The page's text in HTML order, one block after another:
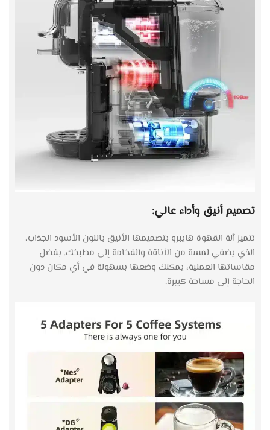
تصميم أنيق وأداء عالي:
تتميز آلة القهوة هايبرو بتصميمها الأنيق باللون الأسود الجذاب،
الذي يضفي لمسة من الأناقة والفخامة إلى مطبخك. بفضل
مقاساتها العملية، يمكنك وضعها بسهولة في أي مكان دون
الحاجة إلى مساحة كبيرة.